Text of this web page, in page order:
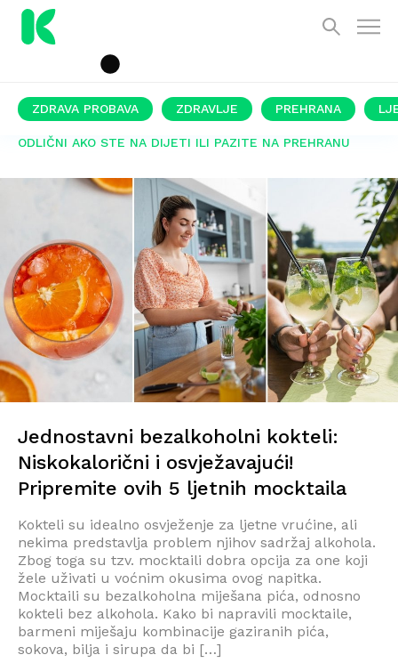
ZDRAVA PROBAVA ZDRAVLJE PREHRANA
ODLIČNI AKO STE NA DIJETI ILI PAZITE NA PREHRANU
Jednostavni bezalkoholni kokteli:
Niskokalorični i osvježavajući!
Pripremite ovih 5 ljetnih mocktaila
Kokteli su idealno osvježenje za ljetne vrućine, ali
nekima predstavlja problem njihov sadržaj alkohola.
Zbog toga su tzv. mocktaili dobra opcija za one koji
žele uživati u voćnim okusima ovog napitka.
Mocktaili su bezalkoholna miješana pića, odnosno
kokteli bez alkohola. Kako bi napravili mocktaile,
barmeni miješaju kombinacije gaziranih pića,
sokova, bilja i sirupa da bi […]